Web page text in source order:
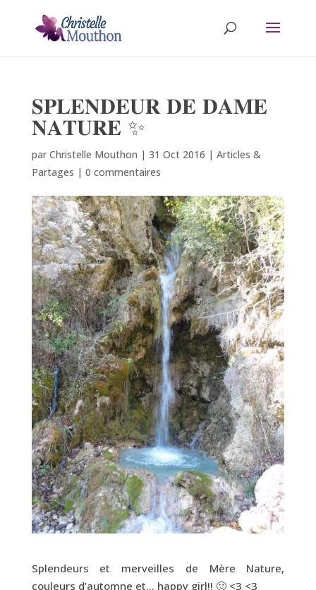
𝐒𝐏𝐋𝐄𝐍𝐃𝐄𝐔𝐑 𝐃𝐄 𝐃𝐀𝐌𝐄
𝐍𝐀𝐓𝐔𝐑𝐄 ✨
par Christelle Mouthon | 31 Oct 2016 | Articles &
Partages | 0 commentaires
Splendeurs et merveilles de Mère Nature,
couleurs d’automne et… happy girl!! 🙂 <3 <3